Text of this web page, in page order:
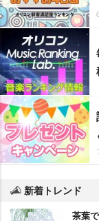
新着トレンド
茶葉